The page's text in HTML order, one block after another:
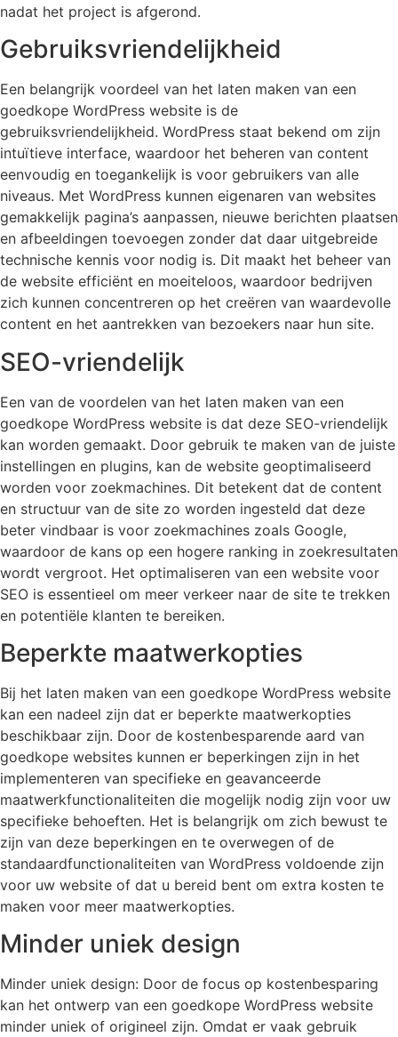
nadat het project is afgerond.
Gebruiksvriendelijkheid
Een belangrijk voordeel van het laten maken van een
goedkope WordPress website is de
gebruiksvriendelijkheid. WordPress staat bekend om zijn
intuïtieve interface, waardoor het beheren van content
eenvoudig en toegankelijk is voor gebruikers van alle
niveaus. Met WordPress kunnen eigenaren van websites
gemakkelijk pagina’s aanpassen, nieuwe berichten plaatsen
en afbeeldingen toevoegen zonder dat daar uitgebreide
technische kennis voor nodig is. Dit maakt het beheer van
de website efficiënt en moeiteloos, waardoor bedrijven
zich kunnen concentreren op het creëren van waardevolle
content en het aantrekken van bezoekers naar hun site.
SEO-vriendelijk
Een van de voordelen van het laten maken van een
goedkope WordPress website is dat deze SEO-vriendelijk
kan worden gemaakt. Door gebruik te maken van de juiste
instellingen en plugins, kan de website geoptimaliseerd
worden voor zoekmachines. Dit betekent dat de content
en structuur van de site zo worden ingesteld dat deze
beter vindbaar is voor zoekmachines zoals Google,
waardoor de kans op een hogere ranking in zoekresultaten
wordt vergroot. Het optimaliseren van een website voor
SEO is essentieel om meer verkeer naar de site te trekken
en potentiële klanten te bereiken.
Beperkte maatwerkopties
Bij het laten maken van een goedkope WordPress website
kan een nadeel zijn dat er beperkte maatwerkopties
beschikbaar zijn. Door de kostenbesparende aard van
goedkope websites kunnen er beperkingen zijn in het
implementeren van specifieke en geavanceerde
maatwerkfunctionaliteiten die mogelijk nodig zijn voor uw
specifieke behoeften. Het is belangrijk om zich bewust te
zijn van deze beperkingen en te overwegen of de
standaardfunctionaliteiten van WordPress voldoende zijn
voor uw website of dat u bereid bent om extra kosten te
maken voor meer maatwerkopties.
Minder uniek design
Minder uniek design: Door de focus op kostenbesparing
kan het ontwerp van een goedkope WordPress website
minder uniek of origineel zijn. Omdat er vaak gebruik